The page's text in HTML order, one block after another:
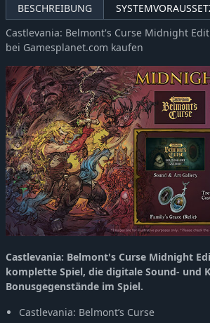
BESCHREIBUNG
Castlevania: Belmont's Curse Midnight
bei Gamesplanet.com kaufen
Castlevania: Belmont's Curse Midnight
komplette Spiel, die digitale Sound- und
Bonusgegenstände im Spiel.
Castlevania: Belmont’s Curse